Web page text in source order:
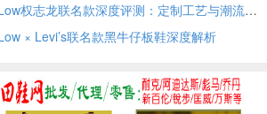
Nike Air Force 1’07 Low权志龙联名款深度评测：定制工艺与潮流基因解析
× Levi’s联名款黑牛仔板鞋深度解析